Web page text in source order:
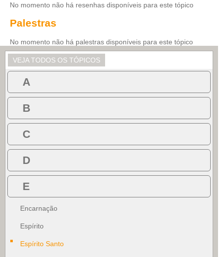
No momento não há resenhas disponíveis para este tópico
Palestras
No momento não há palestras disponíveis para este tópico
VEJA TODOS OS TÓPICOS
A
B
C
D
E
Encarnação
Espírito
Espírito Santo